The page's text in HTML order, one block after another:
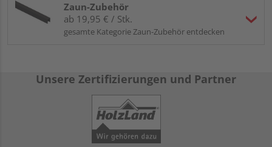
Zaun-Zubehör
ab 19,95 € / Stk.
gesamte Kategorie Zaun-Zubehör entdecken
Unsere Zertifizierungen und Partner